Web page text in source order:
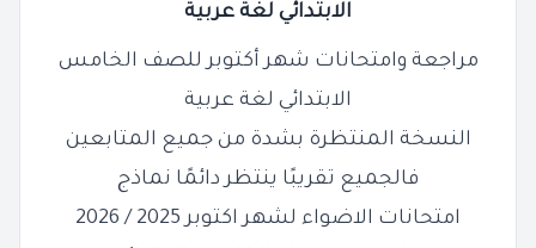
الابتدائي لغة عربية
مراجعة وامتحانات شهر أكتوبر للصف الخامس
الابتدائي لغة عربية
النسخة المنتظرة بشدة من جميع المتابعين
فالجميع تقريبًا ينتظر دائمًا نماذج
امتحانات الاضواء لشهر اكتوبر 2025 / 2026